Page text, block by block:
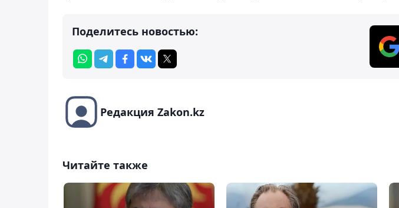
Поделитесь новостью:
Редакция Zakon.kz
Читайте также